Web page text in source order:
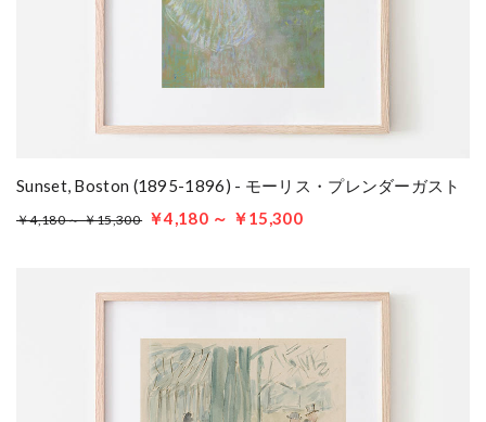
Sunset, Boston (1895-1896) - モーリス・プレンダーガスト
￥4,180 ～ ￥15,300 ￥4,180 ～ ￥15,300